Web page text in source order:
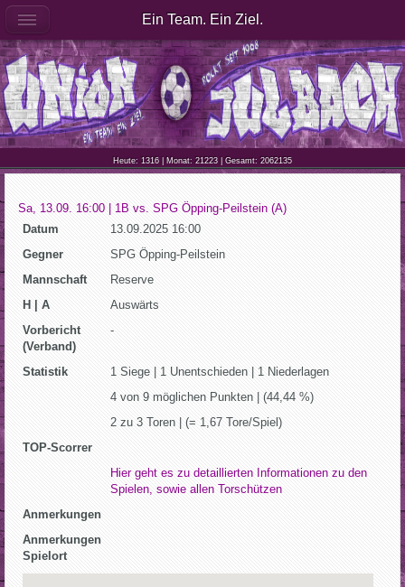
Heute: 1316 | Monat: 21223 | Gesamt: 2062135
Sa, 13.09. 16:00 | 1B vs. SPG Öpping-Peilstein (A)
Datum
13.09.2025 16:00
Gegner
SPG Öpping-Peilstein
Mannschaft
Reserve
H | A
Auswärts
Vorbericht
(Verband)
-
Statistik
1 Siege | 1 Unentschieden | 1 Niederlagen
4 von 9 möglichen Punkten | (44,44 %)
2 zu 3 Toren | (= 1,67 Tore/Spiel)
TOP-Scorrer
Hier geht es zu detaillierten Informationen zu den
Spielen, sowie allen Torschützen
Anmerkungen
Anmerkungen
Spielort
Ein Team. Ein Ziel.